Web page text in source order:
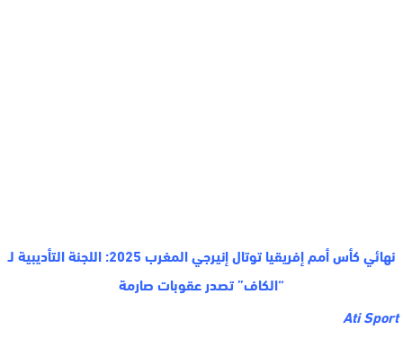
نهائي كأس أمم إفريقيا توتال إنيرجي المغرب 2025: اللجنة التأديبية لـ
“الكاف” تصدر عقوبات صارمة
Ati Sport